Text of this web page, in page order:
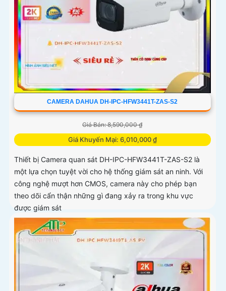
CAMERA DAHUA DH-IPC-HFW3441T-ZAS-S2
Giá Bán: 8,590,000 ₫
Giá Khuyến Mại: 6,010,000 ₫
Thiết bị Camera quan sát DH-IPC-HFW3441T-ZAS-S2 là
một lựa chọn tuyệt vời cho hệ thống giám sát an ninh. Với
công nghệ mượt hơn CMOS, camera này cho phép bạn
theo dõi cẩn thận những gì đang xảy ra trong khu vực
được giám sát